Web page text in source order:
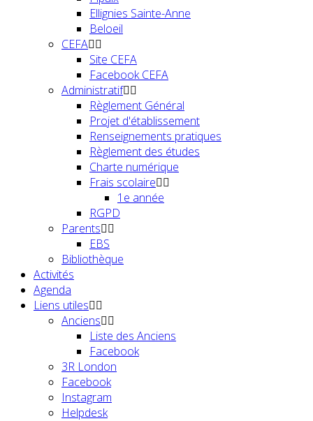
Ellignies Sainte-Anne
Beloeil
CEFA
Site CEFA
Facebook CEFA
Administratif
Règlement Général
Projet d'établissement
Renseignements pratiques
Règlement des études
Charte numérique
Frais scolaire
1e année
RGPD
Parents
EBS
Bibliothèque
Activités
Agenda
Liens utiles
Anciens
Liste des Anciens
Facebook
3R London
Facebook
Instagram
Helpdesk